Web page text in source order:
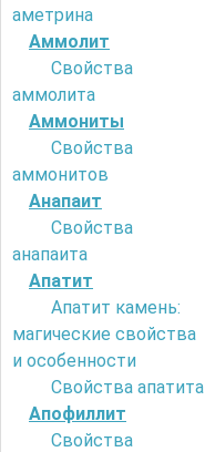
аметрина
Аммолит
Свойства
аммолита
Аммониты
Свойства
аммонитов
Анапаит
Свойства
анапаита
Апатит
Апатит камень:
магические свойства
и особенности
Свойства апатита
Апофиллит
Свойства